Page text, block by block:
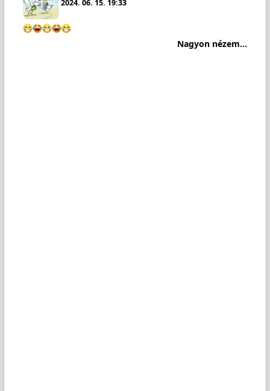
2024. 06. 15. 19:33
Nagyon nézem...